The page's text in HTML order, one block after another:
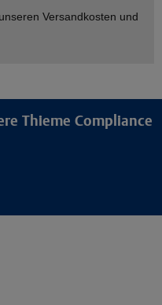
Versandkosten und
Thieme Compliance